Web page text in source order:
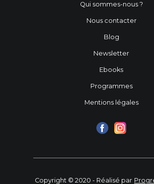
Qui sommes-nous ?
Nous contacter
Blog
Newsletter
Ebooks
Programmes
Mentions légales
Copyright © 2020 - Réalisé par